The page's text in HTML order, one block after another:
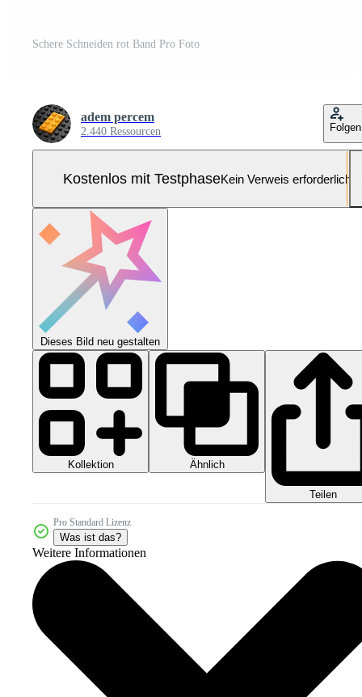
Schere Schneiden rot Band Pro Foto
adem percem
2.440 Ressourcen Folgen
Kostenlos mit TestphaseKein Verweis erforderlich
Dieses Bild neu gestalten
Kollektion Ähnlich
Teilen
Pro Standard Lizenz
Was ist das?
Weitere Informationen